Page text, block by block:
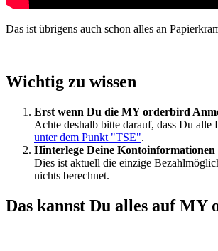
Das ist übrigens auch schon alles an
Wichtig zu wissen
Erst wenn Du die MY orderbird
Achte deshalb bitte darauf, dass Du alle
unter dem Punkt "TSE".
Hinterlege Deine Kontoinformationen
Dies ist aktuell die einzige Bezahlmö
nichts berechnet.
Das kannst Du alles auf MY